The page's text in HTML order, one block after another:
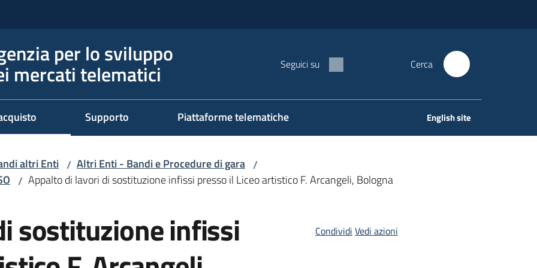
per lo sviluppo
mercati telematici Seguici su Cerca
Supporto Piattaforme telematiche English site
altri Enti / Altri Enti - Bandi e Procedure di gara /
/ Appalto di lavori di sostituzione infissi presso il Liceo artistico F. Arcangeli, Bologna
sostituzione infissi
Condividi Vedi azioni